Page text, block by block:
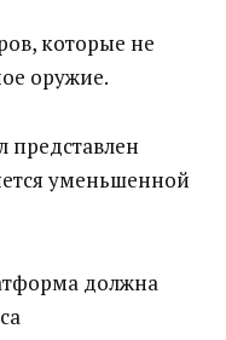
которые не
оружие.
представлен
уменьшенной
должна